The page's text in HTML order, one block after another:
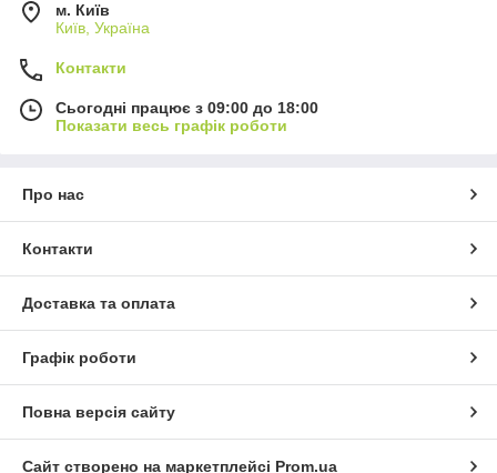
м. Київ
Київ, Україна
Контакти
Сьогодні працює з 09:00 до 18:00
Показати весь графік роботи
Про нас
Контакти
Доставка та оплата
Графік роботи
Повна версія сайту
Сайт створено на маркетплейсі Prom.ua